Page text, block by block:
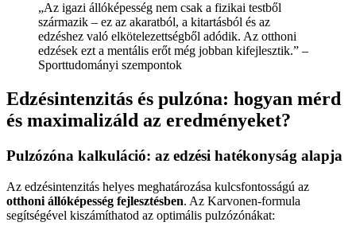
„Az igazi állóképesség nem csak a fizikai testből
származik – ez az akaratból, a kitartásból és az
edzéshez való elkötelezettségből adódik. Az otthoni
edzések ezt a mentális erőt még jobban kifejlesztik.” –
Sporttudományi szempontok
Edzésintenzitás és pulzóna: hogyan mérd
és maximalizáld az eredményeket?
Pulzózóna kalkuláció: az edzési hatékonyság alapja
Az edzésintenzitás helyes meghatározása kulcsfontosságú az
otthoni állóképesség fejlesztésben. Az Karvonen-formula
segítségével kiszámíthatod az optimális pulzózónákat: